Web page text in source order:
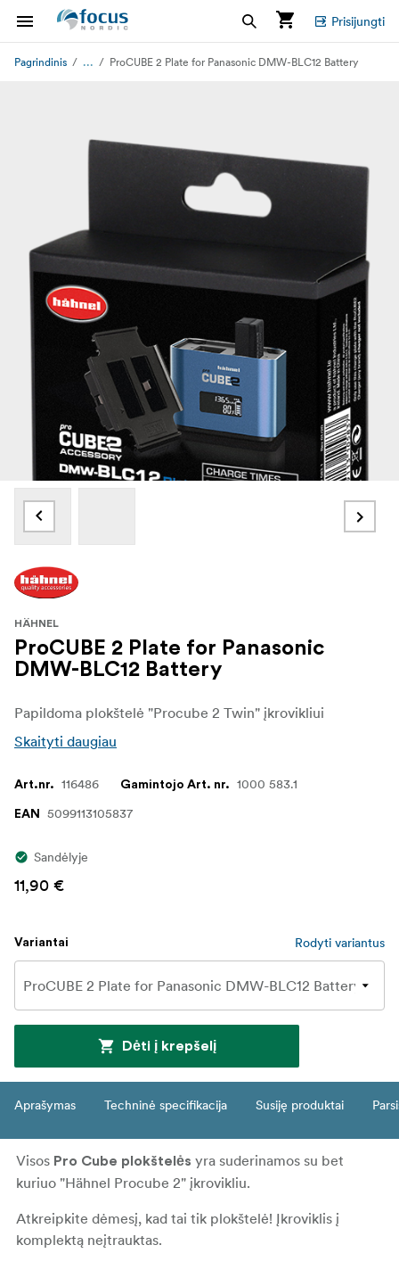
Prisijungti
Pagrindinis ... ProCUBE 2 Plate for Panasonic DMW-BLC12 Battery
HÄHNEL
ProCUBE 2 Plate for Panasonic
DMW-BLC12 Battery
Papildoma plokštelė "Procube 2 Twin" įkrovikliui
Skaityti daugiau
Art.nr. 116486 Gamintojo Art. nr. 1000 583.1
EAN 5099113105837
Sandėlyje
11,90 €
Variantai Rodyti variantus
Dėti į krepšelį
Aprašymas Techninė specifikacija Susiję produktai
Visos Pro Cube plokštelės yra suderinamos su bet
kuriuo "Hähnel Procube 2" įkrovikliu.
Atkreipkite dėmesį, kad tai tik plokštelė! Įkroviklis į
komplektą neįtrauktas.